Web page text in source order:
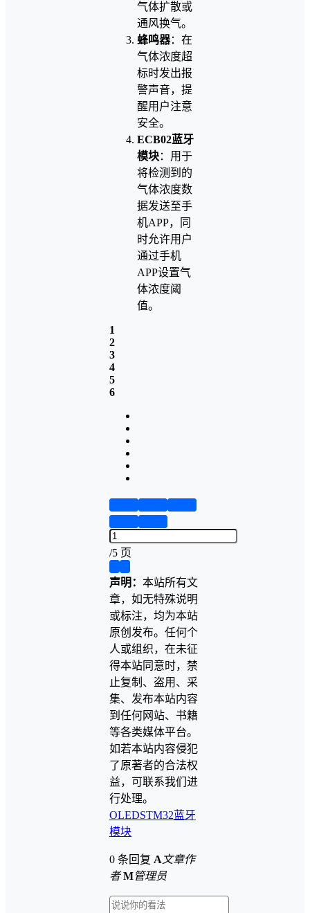
气体扩散或
通风换气。
蜂鸣器：在
气体浓度超
标时发出报
警声音，提
醒用户注意
安全。
ECB02蓝牙
模块：用于
将检测到的
气体浓度数
据发送至手
机APP，同
时允许用户
通过手机
APP设置气
体浓度阈
值。
1
2
3
4
5
6
/5 页
声明： 本站所有文
章，如无特殊说明
或标注，均为本站
原创发布。任何个
人或组织，在未征
得本站同意时，禁
止复制、盗用、采
集、发布本站内容
到任何网站、书籍
等各类媒体平台。
如若本站内容侵犯
了原著者的合法权
益，可联系我们进
行处理。
OLEDSTM32蓝牙
模块
0 条回复 A文章作
者 M管理员